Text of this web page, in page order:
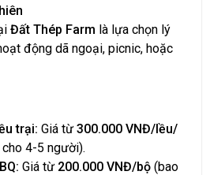
Đất Thép Farm là lựa chọn lý
động dã ngoại, picnic, hoặc
trại: Giá từ 300.000 VNĐ/lều/
cho 4-5 người).
Giá từ 200.000 VNĐ/bộ (bao